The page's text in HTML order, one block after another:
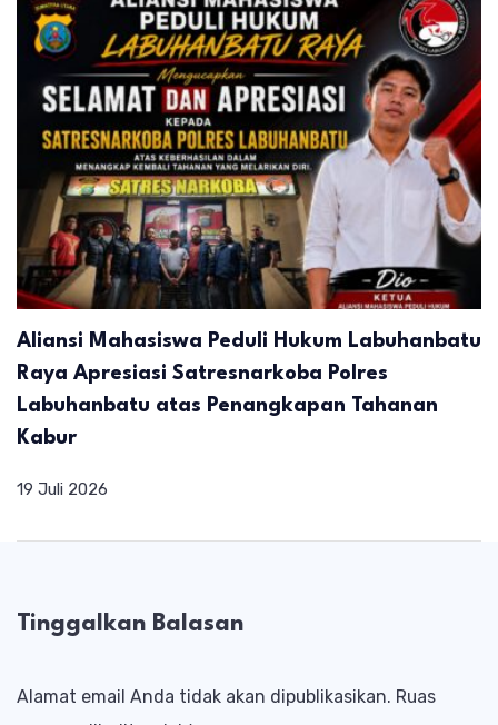
Aliansi Mahasiswa Peduli Hukum Labuhanbatu
Raya Apresiasi Satresnarkoba Polres
Labuhanbatu atas Penangkapan Tahanan
Kabur
19 Juli 2026
Tinggalkan Balasan
Alamat email Anda tidak akan dipublikasikan. Ruas